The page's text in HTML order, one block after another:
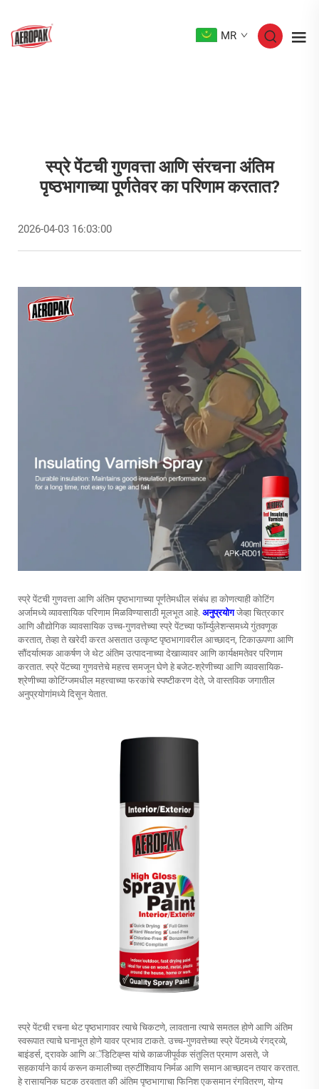
MR
स्प्रे पेंटची गुणवत्ता आणि संरचना अंतिम
पृष्ठभागाच्या पूर्णतेवर का परिणाम करतात?
2026-04-03 16:03:00
स्प्रे पेंटची गुणवत्ता आणि अंतिम पृष्ठभागाच्या पूर्णतेमधील संबंध हा कोणत्याही कोटिंग
अर्जामध्ये व्यावसायिक परिणाम मिळविण्यासाठी मूलभूत आहे. अनुप्रयोगजेव्हा चित्रकार
आणि औद्योगिक व्यावसायिक उच्च-गुणवत्तेच्या स्प्रे पेंटच्या फॉर्म्युलेशन्समध्ये गुंतवणूक
करतात, तेव्हा ते खरेदी करत असतात उत्कृष्ट पृष्ठभागावरील आच्छादन, टिकाऊपणा आणि
सौंदर्यात्मक आकर्षण जे थेट अंतिम उत्पादनाच्या देखाव्यावर आणि कार्यक्षमतेवर परिणाम
करतात. स्प्रे पेंटच्या गुणवत्तेचे महत्त्व समजून घेणे हे बजेट-श्रेणीच्या आणि व्यावसायिक-
श्रेणीच्या कोटिंग्जमधील महत्त्वाच्या फरकांचे स्पष्टीकरण देते, जे वास्तविक जगातील
अनुप्रयोगांमध्ये दिसून येतात.
स्प्रे पेंटची रचना थेट पृष्ठभागावर त्याचे चिकटणे, लावताना त्याचे समतल होणे आणि अंतिम
स्वरूपात त्याचे घनाभूत होणे यावर प्रभाव टाकते. उच्च-गुणवत्तेच्या स्प्रे पेंटमध्ये रंगद्रव्ये,
बाइंडर्स, द्रावके आणि अॅडिटिव्ह्स यांचे काळजीपूर्वक संतुलित प्रमाण असते, जे
सहकार्याने कार्य करून कमालीच्या त्रुटींशिवाय निर्मळ आणि समान आच्छादन तयार करतात.
हे रासायनिक घटक ठरवतात की अंतिम पृष्ठभागाचा फिनिश एकसमान रंगवितरण, योग्य